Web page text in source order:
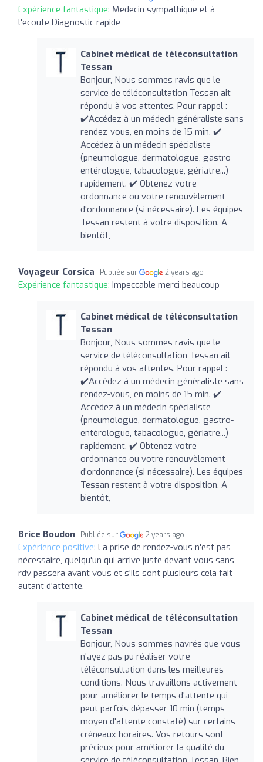
Expérience fantastique: Medecin sympathique et à
l'ecoute Diagnostic rapide
Cabinet médical de téléconsultation
Tessan
Bonjour, Nous sommes ravis que le
service de téléconsultation Tessan ait
répondu à vos attentes. Pour rappel :
✔️Accédez à un médecin généraliste sans
rendez-vous, en moins de 15 min. ✔️
Accédez à un médecin spécialiste
(pneumologue, dermatologue, gastro-
entérologue, tabacologue, gériatre...)
rapidement. ✔️ Obtenez votre
ordonnance ou votre renouvèlement
d'ordonnance (si nécessaire). Les équipes
Tessan restent à votre disposition. A
bientôt,
Voyageur Corsica Publiée sur 2 years ago
Expérience fantastique: Impeccable merci beaucoup
Cabinet médical de téléconsultation
Tessan
Bonjour, Nous sommes ravis que le
service de téléconsultation Tessan ait
répondu à vos attentes. Pour rappel :
✔️Accédez à un médecin généraliste sans
rendez-vous, en moins de 15 min. ✔️
Accédez à un médecin spécialiste
(pneumologue, dermatologue, gastro-
entérologue, tabacologue, gériatre...)
rapidement. ✔️ Obtenez votre
ordonnance ou votre renouvèlement
d'ordonnance (si nécessaire). Les équipes
Tessan restent à votre disposition. A
bientôt,
Brice Boudon Publiée sur 2 years ago
Expérience positive: La prise de rendez-vous n'est pas
nécessaire, quelqu'un qui arrive juste devant vous sans
rdv passera avant vous et s'ils sont plusieurs cela fait
autant d'attente.
Cabinet médical de téléconsultation
Tessan
Bonjour, Nous sommes navrés que vous
n'ayez pas pu réaliser votre
téléconsultation dans les meilleures
conditions. Nous travaillons activement
pour améliorer le temps d'attente qui
peut parfois dépasser 10 min (temps
moyen d'attente constaté) sur certains
créneaux horaires. Vos retours sont
précieux pour améliorer la qualité du